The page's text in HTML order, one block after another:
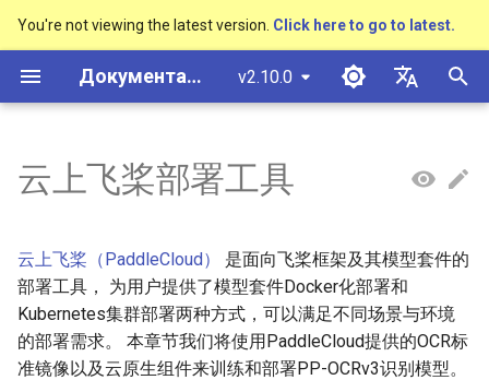
You're not viewing the latest version. Click here to go to latest.
Документация PaddleOCR v2.10.0
Pу́сский язы́к
हिन्दी
한국인
Help translating
И
н
ц
а
л
и
快速开始 支持硬件列表
1. PP-OCRv3 Docker化部署
1.1 安装Docker
1.2 启动容器
1.3 准备训练数据
快速开始
快速安装
效果展示
运行环境
文本检测
文本识别
文本方向分类器
关键信息提取
模型裁剪
知识蒸馏
PP-OCRv4技术报告
paddleocr package使用说
多语言模型
动手学OCR
快速开始
模型库
模型训练
版面分析
表格识别
版面恢复
关键信息提取
推理部署
基于C++预测引擎推理
服务化部署
怎样完成基于图像数据的
文本检测算法 EAST
SAST
PSENet
FCENet
文本识别算法
Rosetta
STAR-Net
RARE
SRN
文本超分辨率算法
Text Telescope
公式识别算法
LaTeX-OCR
UniMERNet
PP-FormulaNet
TableSLANet
LayoutLM
SDMGR
通用
SVTR
制造
液晶屏读数识别
包装生产日期
PCB文字识别
金融
增值税发票
印章检测与识别
通用卡证识别
合同比对
交通
其它数据标注工具
其它数据合成工具
手写中文OCR数据集
垂类多语言OCR数据集
版面分析数据集
表格识别数据集
附录
云上飞桨部署工具
云上飞桨（PaddleCloud）
是面向飞桨框架及其模型套件的
部署工具， 为用户提供了模型套件Docker化部署和
Kubernetes集群部署两种方式，可以满足不同场景与环境
的部署需求。 本章节我们将使用PaddleCloud提供的OCR标
准镜像以及云原生组件来训练和部署PP-OCRv3识别模型。